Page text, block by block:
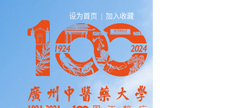
设为首页 加入收藏